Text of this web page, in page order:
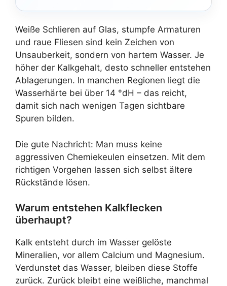
Weiße Schlieren auf Glas, stumpfe Armaturen
und raue Fliesen sind kein Zeichen von
Unsauberkeit, sondern von hartem Wasser. Je
höher der Kalkgehalt, desto schneller entstehen
Ablagerungen. In manchen Regionen liegt die
Wasserhärte bei über 14 °dH – das reicht,
damit sich nach wenigen Tagen sichtbare
Spuren bilden.
Die gute Nachricht: Man muss keine
aggressiven Chemiekeulen einsetzen. Mit dem
richtigen Vorgehen lassen sich selbst ältere
Rückstände lösen.
Warum entstehen Kalkflecken
überhaupt?
Kalk entsteht durch im Wasser gelöste
Mineralien, vor allem Calcium und Magnesium.
Verdunstet das Wasser, bleiben diese Stoffe
zurück. Zurück bleibt eine weißliche, manchmal